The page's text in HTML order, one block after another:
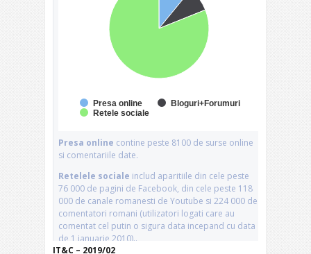
IT&C – 2019/02